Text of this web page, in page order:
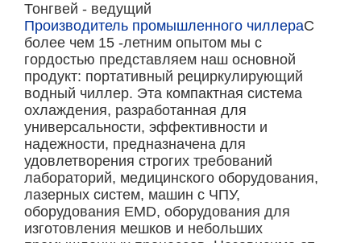
Тонгвей - ведущий
Производитель промышленного чиллераС
более чем 15 -летним опытом мы с
гордостью представляем наш основной
продукт: портативный рециркулирующий
водный чиллер. Эта компактная система
охлаждения, разработанная для
универсальности, эффективности и
надежности, предназначена для
удовлетворения строгих требований
лабораторий, медицинского оборудования,
лазерных систем, машин с ЧПУ,
оборудования EMD, оборудования для
изготовления мешков и небольших